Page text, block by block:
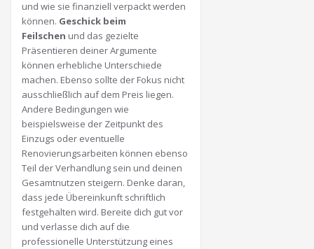
und wie sie finanziell verpackt werden
können. Geschick beim
Feilschen und das gezielte
Präsentieren deiner Argumente
können erhebliche Unterschiede
machen. Ebenso sollte der Fokus nicht
ausschließlich auf dem Preis liegen.
Andere Bedingungen wie
beispielsweise der Zeitpunkt des
Einzugs oder eventuelle
Renovierungsarbeiten können ebenso
Teil der Verhandlung sein und deinen
Gesamtnutzen steigern. Denke daran,
dass jede Übereinkunft schriftlich
festgehalten wird. Bereite dich gut vor
und verlasse dich auf die
professionelle Unterstützung eines